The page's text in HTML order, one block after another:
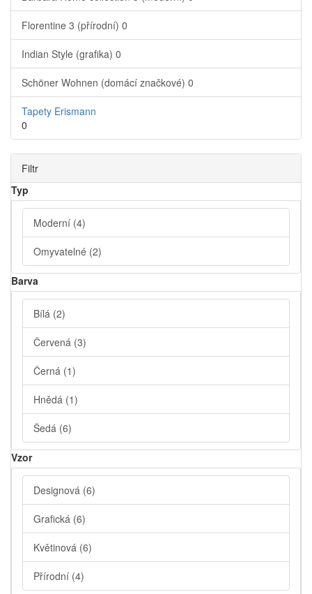
Florentine 3 (přírodní) 0
Indian Style (grafika) 0
Schöner Wohnen (domácí značkové) 0
Tapety Erismann
0
Filtr
Typ
Moderní (4)
Omyvatelné (2)
Barva
Bílá (2)
Červená (3)
Černá (1)
Hnědá (1)
Šedá (6)
Vzor
Designová (6)
Grafická (6)
Květinová (6)
Přírodní (4)